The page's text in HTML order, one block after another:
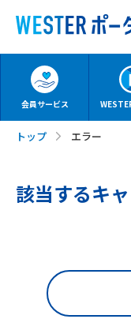
会員サービス
トップ エラー
該当するキ